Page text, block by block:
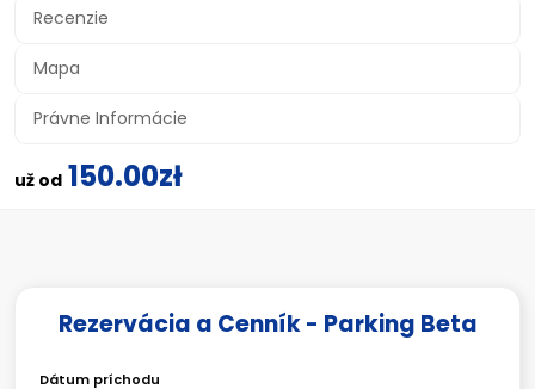
Recenzie
Mapa
Právne Informácie
už od 150.00zł
Rezervácia a Cenník - Parking Beta
Dátum príchodu